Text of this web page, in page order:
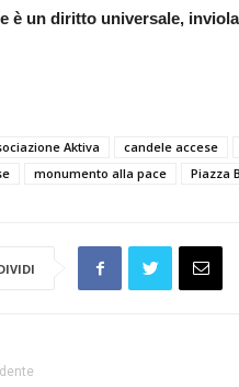
è un diritto universale,
Aktiva candele accese
monumento alla pace Piazza